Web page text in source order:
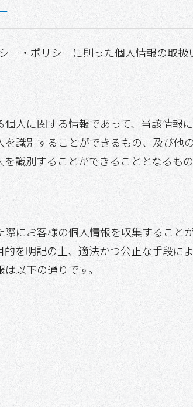
ー・ポリシーに則った個人情報の取扱
個人に関する情報であって、当該情報
識別することができるもの、及び他
識別することができることとなるもの
にお客様の個人情報を収集することが
を明記の上、適法かつ公正な手段によ
以下の通りです。